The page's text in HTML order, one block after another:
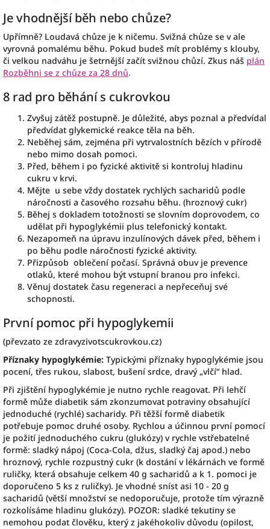
Je vhodnější běh nebo chůze?
Upřímně? Loudavá chůze je k ničemu. Svižná chůze se v ale
vyrovná pomalému běhu. Pokud budeš mít problémy s klouby,
či velkou nadváhu je šetrnější začít svižnou chůzí. Zkus náš plán
Rozběhni se z chůze za 28 dnů.
8 rad pro běhání s cukrovkou
Zvyšuj zátěž postupně. Je důležité, abys poznal a předvídal
předvídat glykemické reakce těla na běh.
Neběhej sám, zejména při vytrvalostních bězích v přírodě
nebo mimo dosah pomoci.
Před, během i po fyzické aktivitě si kontroluj hladinu
cukru v krvi.
Mějte u sebe vždy dostatek rychlých sacharidů podle
náročnosti a časového rozsahu běhu. (hroznový cukr)
Běhej s dokladem totožnosti se slovním doprovodem, co
udělat při hypoglykémii plus telefonický kontakt.
Nezapomeň na úpravu inzulínových dávek před, během i
po běhu podle náročnosti fyzické aktivity.
Přizpůsob oblečení počasí. Správná obuv je prevence
otlaků, které mohou být vstupní branou pro infekci.
Věnuj dostatek času regeneraci a nepřeceňuj své
schopnosti.
První pomoc při hypoglykemii
(převzato ze zdravyzivotscukrovkou.cz)
Příznaky hypoglykémie: Typickými příznaky hypoglykémie jsou
pocení, třes rukou, slabost, bušení srdce, dravý „vlčí“ hlad.
Při zjištění hypoglykémie je nutno rychle reagovat. Při lehčí
formě může diabetik sám zkonzumovat potraviny obsahující
jednoduché (rychlé) sacharidy. Při těžší formě diabetik
potřebuje pomoc druhé osoby. Rychlou a účinnou první pomocí
je požití jednoduchého cukru (glukózy) v rychle vstřebatelné
formě: sladký nápoj (Coca-Cola, džus, sladký čaj apod.) nebo
hroznový, rychle rozpustný cukr (k dostání v lékárnách ve formě
ruličky, která obsahuje celkem 40 g sacharidů a k 1. pomoci je
doporučeno 5 ks z ruličky). Je vhodné sníst asi 10 - 20 g
sacharidů (větší množství se nedoporučuje, protože tím výrazně
rozkolísáme hladinu glukózy). POZOR: sladké tekutiny se
nemohou podat člověku, který z jakéhokoliv důvodu (opilost,